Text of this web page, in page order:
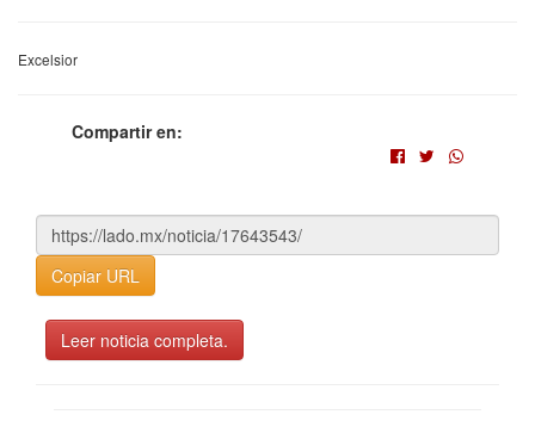
Excelsior
Compartir en:
Copiar URL
Leer noticia completa.